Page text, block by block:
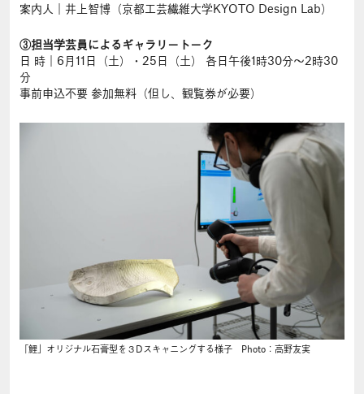
案内人｜井上智博（京都工芸繊維大学KYOTO Design Lab）
③担当学芸員によるギャラリートーク
日 時｜6月11日（土）・25日（土） 各日午後1時30分～2時30
分
事前申込不要 参加無料（但し、観覧券が必要）
「鯉」オリジナル石膏型を３Dスキャニングする様子 Photo：高野友実